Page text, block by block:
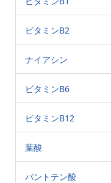
ビタミンB2
ナイアシン
ビタミンB6
ビタミンB12
葉酸
パントテン酸